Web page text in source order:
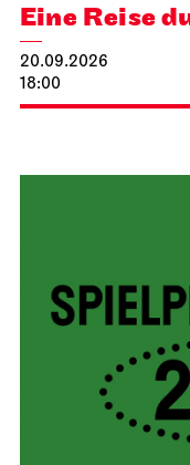
Eine Reise
20.09.2026
18:00